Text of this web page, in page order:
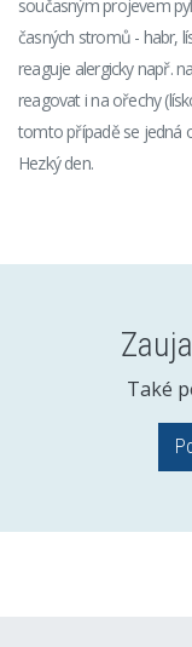
současným projevem
časných stromů - habr,
reaguje alergicky např.
reagovat i na ořechy
tomto případě se jedná
Hezký den.
Také